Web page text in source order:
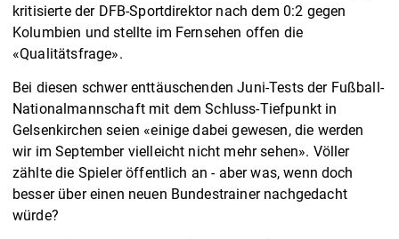
kritisierte der DFB-Sportdirektor nach dem 0:2 gegen
Kolumbien und stellte im Fernsehen offen die
«Qualitätsfrage».
Bei diesen schwer enttäuschenden Juni-Tests der Fußball-
Nationalmannschaft mit dem Schluss-Tiefpunkt in
Gelsenkirchen seien «einige dabei gewesen, die werden
wir im September vielleicht nicht mehr sehen». Völler
zählte die Spieler öffentlich an - aber was, wenn doch
besser über einen neuen Bundestrainer nachgedacht
würde?